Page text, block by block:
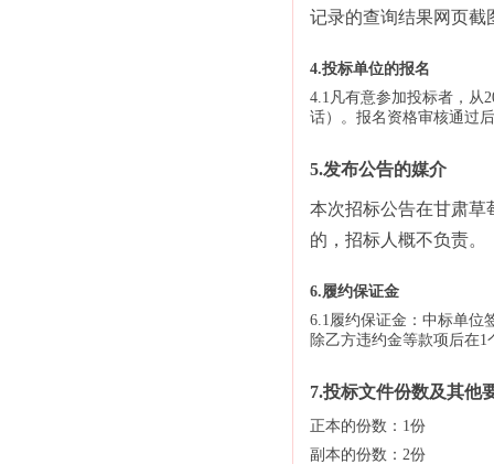
记录的查询结果网页截
4.投标单位的报名
4.1凡有意参加投标者，从
话）。报名资格审核通过
5.发布公告的媒介
本次招标公告在甘肃草
的，招标人概不负责。
6.履约保证金
6.1履约保证金：中标单位
除乙方违约金等款项后在
7.投标文件份数及其他
正本的份数：1份
副本的份数：2份